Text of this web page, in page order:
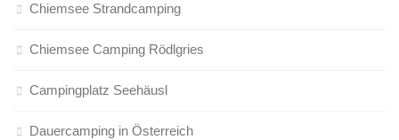
Chiemsee Strandcamping
Chiemsee Camping Rödlgries
Campingplatz Seehäusl
Dauercamping in Österreich